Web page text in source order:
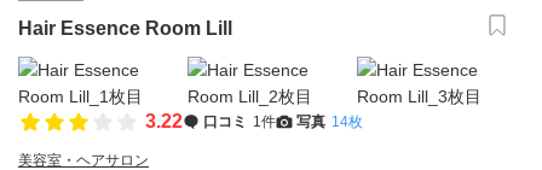
Hair Essence Room Lill
3.22 口コミ 1件 写真 14枚
美容室・ヘアサロン